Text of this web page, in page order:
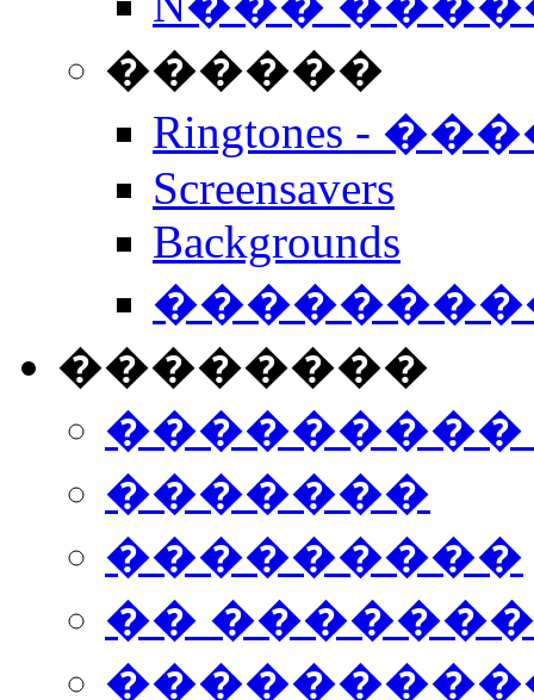
������
Ringtones -
Screensavers
Backgrounds
��������
���������
�������
���������
��